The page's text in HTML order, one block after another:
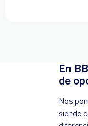
En
de
Nos
siendo